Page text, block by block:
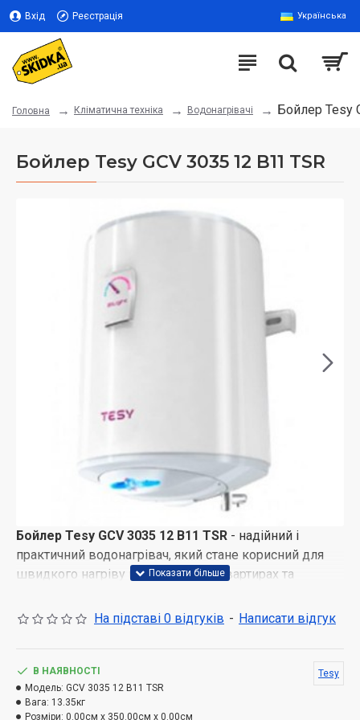
Вхід Реєстрація Українська
Головна Кліматична техніка Водонагрівачі Бойлер Tesy
Бойлер Tesy GCV 3035 12 B11 TSR
Бойлер Tesy GCV 3035 12 B11 TSR - надійний і
практичний водонагрівач, який стане корисний для
швидкого нагріву води в офісах, квартирах та
водонагрівача об'ємом 30 літрів цілком достатньо
технологічних нововведень, що підвищують його
ефективність і економічність. Резервуар для води
має скло-керамічне покриття, що запобігає
На підставі 0 відгуків - Написати відгук
В НАЯВНОСТІ
Модель: GCV 3035 12 B11 TSR
Вага: 13.35кг
Розміри: 0.00см x 350.00см x 0.00см
Tesy